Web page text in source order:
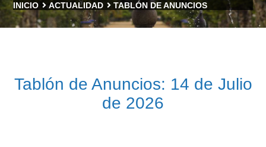
INICIO ACTUALIDAD TABLÓN DE ANUNCIOS
Tablón de Anuncios: 14 de Julio
de 2026